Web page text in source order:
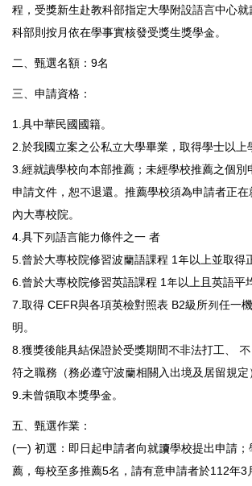
程，受獎新生赴教科部指定大學附設語言中心
科部則按月依在學事實核發受獎生獎學金。
二、甄選名額：9名
三、申請資格：
1.具中華民國國籍。
2.於我國立案之公私立大學畢業，取得學士以上
3.經就讀學校向本部推薦；未經學校推薦之個別
申請文件，恕不退還。推薦學校須為申請者正在
內大專校院。
4.具下列語言能力條件之一 者
5.曾於大專校院修習波蘭語課程 1年以上並取得
6.曾於大專校院修習英語課程 1年以上且英語平
7.取得 CEFR與各項英檢對照表 B2級所列任一
明。
8.獲獎後能具結保證於受獎期間不非法打工、
符之職務（務必遵守波蘭相關入出境及居留規定
9.未曾領取本獎學金。
五、甄選作業：
(一) 初選：即日起申請者向就讀學校提出申請
薦，每校至多推薦5名，請有意申請者於112年